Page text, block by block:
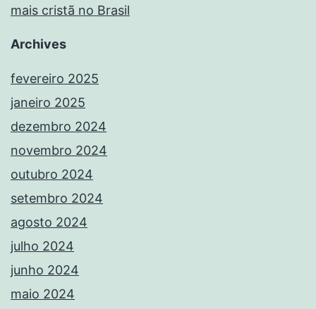
mais cristã no Brasil
Archives
fevereiro 2025
janeiro 2025
dezembro 2024
novembro 2024
outubro 2024
setembro 2024
agosto 2024
julho 2024
junho 2024
maio 2024